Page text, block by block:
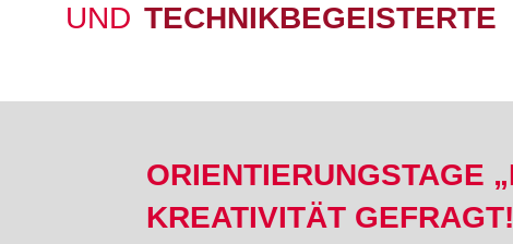
UND TECHNIKBEGEISTERTE
ORIENTIERUNGSTAGE
KREATIVITÄT GEFRAGT!